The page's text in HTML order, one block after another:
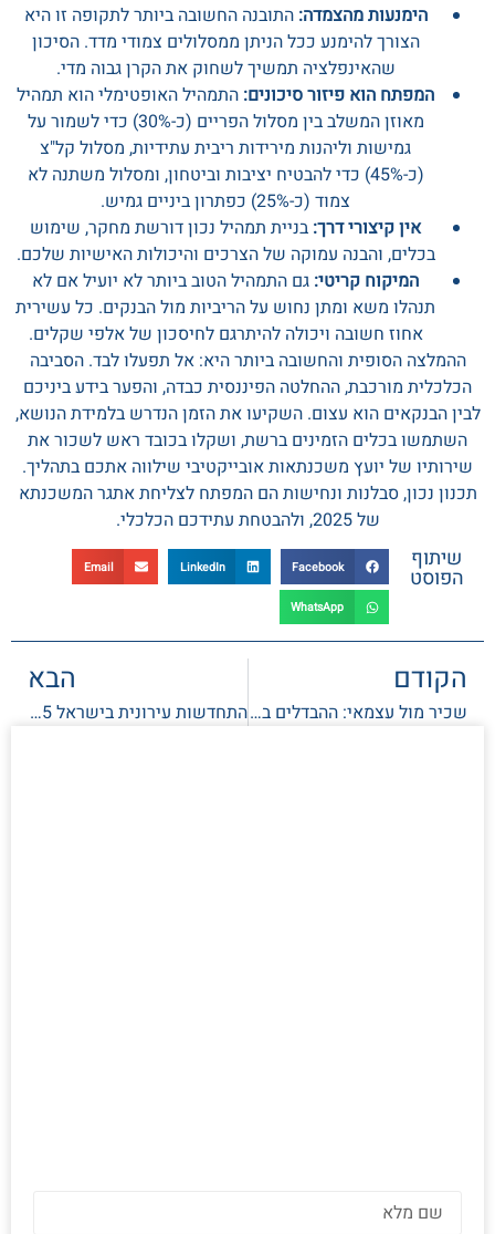
הימנעות מהצמדה: התובנה החשובה ביותר לתקופה זו היא
הצורך להימנע ככל הניתן ממסלולים צמודי מדד. הסיכון
שהאינפלציה תמשיך לשחוק את הקרן גבוה מדי.
המפתח הוא פיזור סיכונים: התמהיל האופטימלי הוא תמהיל
מאוזן המשלב בין מסלול הפריים (כ-30%) כדי לשמור על
גמישות וליהנות מירידות ריבית עתידיות, מסלול קל"צ
(כ-45%) כדי להבטיח יציבות וביטחון, ומסלול משתנה לא
צמוד (כ-25%) כפתרון ביניים גמיש.
אין קיצורי דרך: בניית תמהיל נכון דורשת מחקר, שימוש
בכלים, והבנה עמוקה של הצרכים והיכולות האישיות שלכם.
המיקוח קריטי: גם התמהיל הטוב ביותר לא יועיל אם לא
תנהלו משא ומתן נחוש על הריביות מול הבנקים. כל עשירית
אחוז חשובה ויכולה להיתרגם לחיסכון של אלפי שקלים.
ההמלצה הסופית והחשובה ביותר היא: אל תפעלו לבד. הסביבה
הכלכלית מורכבת, ההחלטה הפיננסית כבדה, והפער בידע ביניכם
לבין הבנקאים הוא עצום. השקיעו את הזמן הנדרש בלמידת הנושא,
השתמשו בכלים הזמינים ברשת, ושקלו בכובד ראש לשכור את
שירותיו של יועץ משכנתאות אובייקטיבי שילווה אתכם בתהליך.
תכנון נכון, סבלנות ונחישות הם המפתח לצליחת אתגר המשכנתא
של 2025, ולהבטחת עתידכם הכלכלי.
שיתוף
הפוסט Facebook
LinkedIn
Email
WhatsApp
הקודם
שכיר מול עצמאי: ההבדלים בתהליך לקיחת משכנתא
הבא
התחדשות עירונית בישראל 2025: המדריך המלא לפינוי-בינוי ותמ"א 38